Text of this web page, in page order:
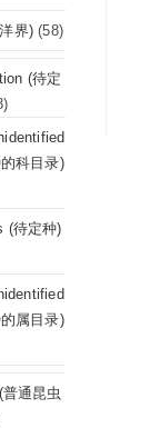
界) (58)
(待定
科目录)
(待定种)
属目录)
通昆虫